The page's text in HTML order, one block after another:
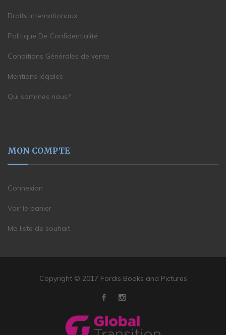
Droits internationaux
Politique De Confidentialité
Conditions Générales de vente
Mentions légales
Qui sommes nous?
MON COMPTE
Connexion
Voir le panier
Ma liste de souhait
Copyright © 2017 Fordis Books and Pictures